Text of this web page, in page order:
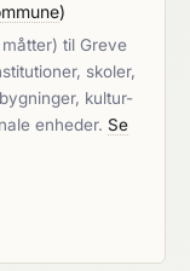
)
til Greve
skoler,
kultur-
enheder. Se